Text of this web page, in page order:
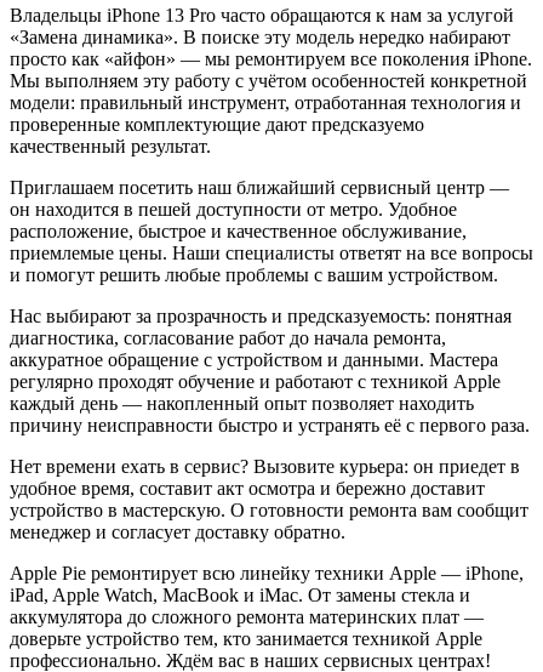
Владельцы iPhone 13 Pro часто обращаются к нам за услугой
«Замена динамика». В поиске эту модель нередко набирают
просто как «айфон» — мы ремонтируем все поколения iPhone.
Мы выполняем эту работу с учётом особенностей конкретной
модели: правильный инструмент, отработанная технология и
проверенные комплектующие дают предсказуемо
качественный результат.
Приглашаем посетить наш ближайший сервисный центр —
он находится в пешей доступности от метро. Удобное
расположение, быстрое и качественное обслуживание,
приемлемые цены. Наши специалисты ответят на все вопросы
и помогут решить любые проблемы с вашим устройством.
Нас выбирают за прозрачность и предсказуемость: понятная
диагностика, согласование работ до начала ремонта,
аккуратное обращение с устройством и данными. Мастера
регулярно проходят обучение и работают с техникой Apple
каждый день — накопленный опыт позволяет находить
причину неисправности быстро и устранять её с первого раза.
Нет времени ехать в сервис? Вызовите курьера: он приедет в
удобное время, составит акт осмотра и бережно доставит
устройство в мастерскую. О готовности ремонта вам сообщит
менеджер и согласует доставку обратно.
Apple Pie ремонтирует всю линейку техники Apple — iPhone,
iPad, Apple Watch, MacBook и iMac. От замены стекла и
аккумулятора до сложного ремонта материнских плат —
доверьте устройство тем, кто занимается техникой Apple
профессионально. Ждём вас в наших сервисных центрах!